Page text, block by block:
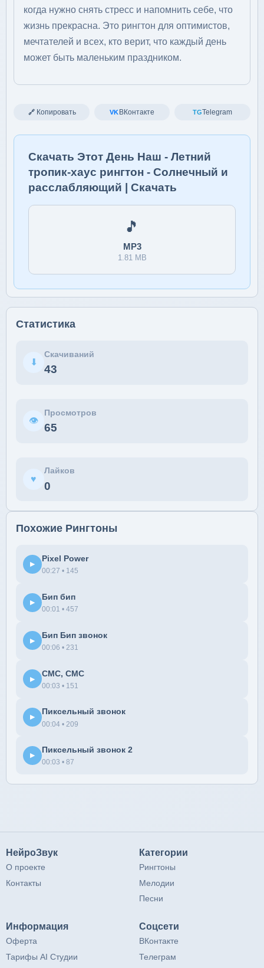
когда нужно снять стресс и напомнить себе, что
жизнь прекрасна. Это рингтон для оптимистов,
мечтателей и всех, кто верит, что каждый день
может быть маленьким праздником.
🔗 Копировать VK ВКонтакте TGTelegram
Скачать Этот День Наш - Летний
тропик-хаус рингтон - Солнечный и
расслабляющий | Скачать
🎵
MP3
1.81 MB
Статистика
⬇
Скачиваний
43
👁
Просмотров
65
♥
Лайков
0
Похожие Рингтоны
▶
Pixel Power
00:27 • 145
▶
Бип бип
00:01 • 457
▶
Бип Бип звонок
00:06 • 231
▶
СМС, СМС
00:03 • 151
▶
Пиксельный звонок
00:04 • 209
▶
Пиксельный звонок 2
00:03 • 87
НейроЗвук
О проекте
Контакты
Категории
Рингтоны
Мелодии
Песни
Информация
Оферта
Тарифы AI Студии
Соцсети
ВКонтакте
Телеграм